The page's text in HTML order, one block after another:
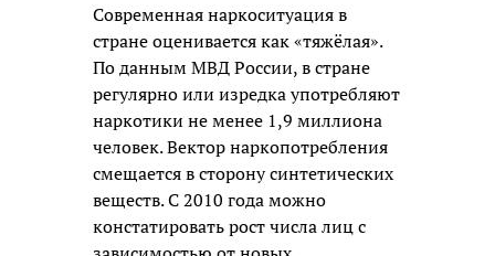
Современная наркоситуация в
стране оценивается как «тяжёлая».
По данным МВД России, в стране
регулярно или изредка употребляют
наркотики не менее 1,9 миллиона
человек. Вектор наркопотребления
смещается в сторону синтетических
веществ. С 2010 года можно
констатировать рост числа лиц с